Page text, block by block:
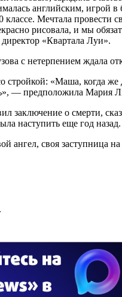
английским, игрой в
Мечтала провести
рисовала, и мы
«Квартала Луи».
с нетерпением ждала
«Маша, когда же
— предположила Мария
заключение о смерти,
наступить еще год назад.
ангел, своя заступница